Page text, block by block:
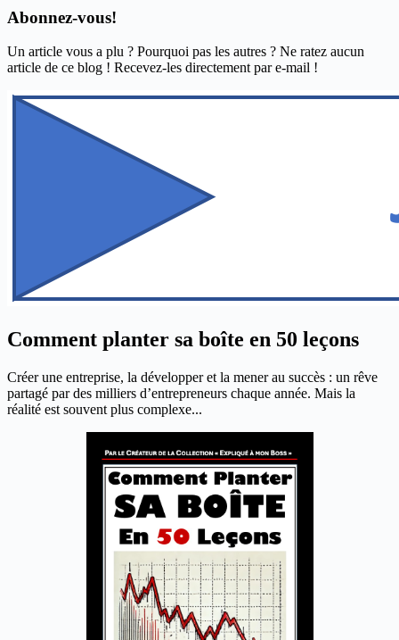
Abonnez-vous!
Un article vous a plu ? Pourquoi pas les autres ? Ne ratez aucun
article de ce blog ! Recevez-les directement par e-mail !
Comment planter sa boîte en 50 leçons
Créer une entreprise, la développer et la mener au succès : un rêve
partagé par des milliers d’entrepreneurs chaque année. Mais la
réalité est souvent plus complexe...